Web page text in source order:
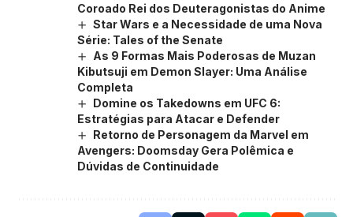
Coroado Rei dos Deuteragonistas do Anime
Star Wars e a Necessidade de uma Nova
Série: Tales of the Senate
As 9 Formas Mais Poderosas de Muzan
Kibutsuji em Demon Slayer: Uma Análise
Completa
Domine os Takedowns em UFC 6:
Estratégias para Atacar e Defender
Retorno de Personagem da Marvel em
Avengers: Doomsday Gera Polêmica e
Dúvidas de Continuidade